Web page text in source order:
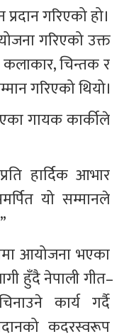
गरिएको हो।
गरिएको उक्त
कलाकार, चिन्तक र
गरिएको थियो।
गायक कार्कीले
हार्दिक आभार
यो सम्मानले
आयोजना भएका
हुँदै नेपाली गीत–
कार्य गर्दै
कदरस्वरूप